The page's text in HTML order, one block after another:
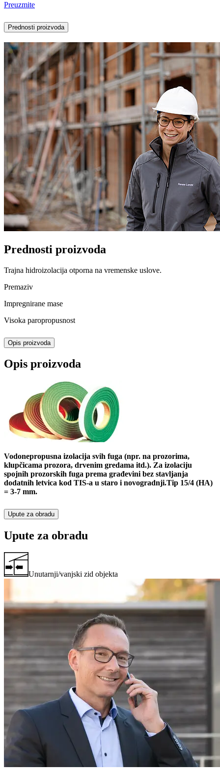
Preuzmite
Prednosti proizvoda
Prednosti proizvoda
Trajna hidroizolacija otporna na vremenske uslove.
Premaziv
Impregnirane mase
Visoka paropropusnost
Opis proizvoda
Opis proizvoda
Vodonepropusna izolacija svih fuga (npr. na prozorima,
klupčicama prozora, drvenim gredama itd.). Za izolaciju
spojnih prozorskih fuga prema građevini bez stavljanja
dodatnih letvica kod TIS-a u staro i novogradnji.Tip 15/4 (HA)
= 3-7 mm.
Upute za obradu
Upute za obradu
Unutarnji/vanjski zid objekta